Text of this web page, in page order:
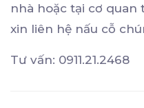
nhà hoặc tại cơ quan
xin liên hệ nấu cỗ
Tư vấn: 0911.21.2468